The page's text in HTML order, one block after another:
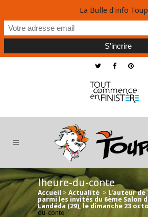
lheure-du-conte
Accueil > Actualité > L'auteur de
parmi les invités du 6ème Salon
Landéda (29), le dimanche 23
du-conte
La Bulle d'info